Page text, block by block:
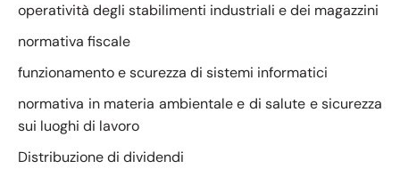
operatività degli stabilimenti industriali e dei magazzini
normativa fiscale
funzionamento e scurezza di sistemi informatici
normativa in materia ambientale e di salute e sicurezza
sui luoghi di lavoro
Distribuzione di dividendi